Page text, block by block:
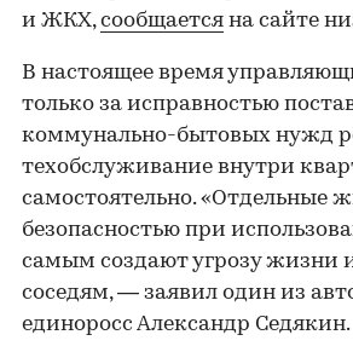
и ЖКХ,сообщается на сайте
В настоящее время
только за исправностью
коммунально-бытовых нужд
техобслуживание внутри
самостоятельно. «Отдельные
безопасностью при
самым создают угрозу жизни
соседям, — заявил один из
единоросс Александр Седякин.